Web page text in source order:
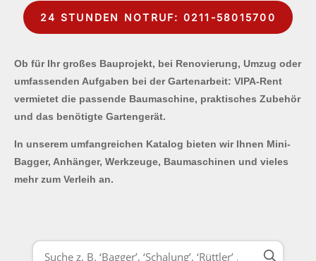
24 STUNDEN NOTRUF: 0211-58015700
Ob für Ihr großes Bauprojekt, bei Renovierung, Umzug oder
umfassenden Aufgaben bei der Gartenarbeit: VIPA-Rent
vermietet die passende Baumaschine, praktisches Zubehör
und das benötigte Gartengerät.
In unserem umfangreichen Katalog bieten wir Ihnen Mini-
Bagger, Anhänger, Werkzeuge, Baumaschinen und vieles
mehr zum Verleih an.